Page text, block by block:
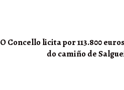
O Concello licita por 113.800
do camiño de